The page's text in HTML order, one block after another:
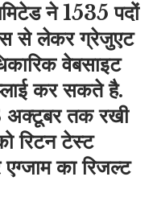
ने 1535 पदों
से लेकर ग्रेजुएट
वेबसाइट
कर सकते है.
अक्टूबर तक रखी
रिटन टेस्ट
एग्जाम का रिजल्ट